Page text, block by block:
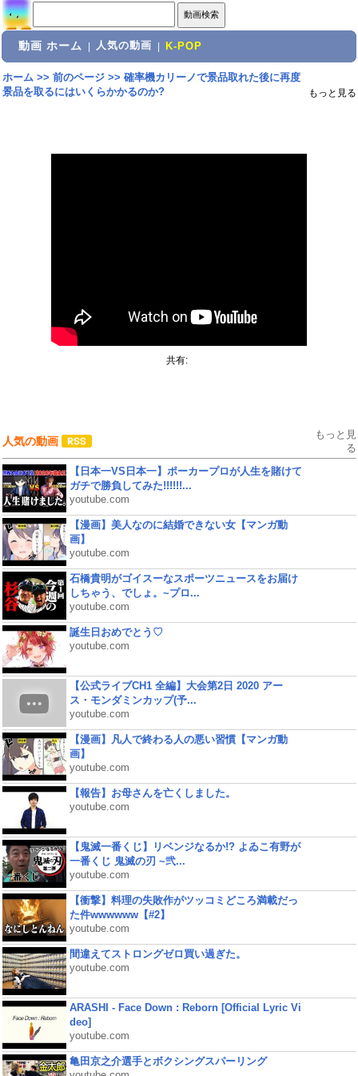
動画 ホーム 人気の動画 K-POP
ホーム>> 前のページ>> 確率機カリーノで景品取れた後に再度
景品を取るにはいくらかかるのか?
もっと見る
共有:
人気の動画
もっと見
る
【日本一VS日本一】ポーカープロが人生を賭けて
ガチで勝負してみた!!!!!!...
youtube.com
【漫画】美人なのに結婚できない女【マンガ動
画】
youtube.com
石橋貴明がゴイスーなスポーツニュースをお届け
しちゃう、でしょ。~プロ...
youtube.com
誕生日おめでとう♡
youtube.com
【公式ライブCH1 全編】大会第2日 2020 アー
ス・モンダミンカップ(予...
youtube.com
【漫画】凡人で終わる人の悪い習慣【マンガ動
画】
youtube.com
【報告】お母さんを亡くしました。
youtube.com
【鬼滅一番くじ】リベンジなるか!? よゐこ有野が
一番くじ 鬼滅の刃 ~弐...
youtube.com
【衝撃】料理の失敗作がツッコミどころ満載だっ
た件wwwwww【#2】
youtube.com
間違えてストロングゼロ買い過ぎた。
youtube.com
ARASHI - Face Down : Reborn [Official Lyric Vi
deo]
youtube.com
亀田京之介選手とボクシングスパーリング